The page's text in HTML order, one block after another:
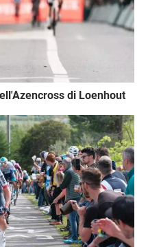
di Loenhout